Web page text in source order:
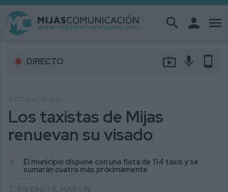
search person menu
DIRECTO live_tv mic phone_android
Los taxistas de Mijas
renuevan su visado
El municipio dispone con una flota de 114 taxis y se
sumarán cuatro más próximamente